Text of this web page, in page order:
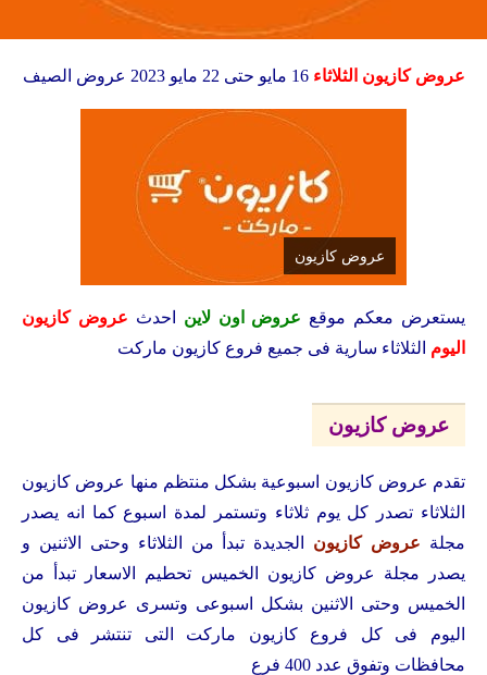
عروض كازيون الثلاثاء
عروض كازيون
يستعرض معكم موقع عروض اون لاين احدث عروض كازيون
اليوم الثلاثاء سارية فى جميع فروع كازيون ماركت
عروض كازيون
تقدم عروض كازيون اسبوعية بشكل منتظم منها عروض كازيون
الثلاثاء تصدر كل يوم ثلاثاء وتستمر لمدة اسبوع كما انه يصدر
مجلة عروض كازيون الجديدة تبدأ من الثلاثاء وحتى الاثنين و
يصدر مجلة عروض كازيون الخميس تحطيم الاسعار تبدأ من
الخميس وحتى الاثنين بشكل اسبوعى وتسرى عروض كازيون
اليوم فى كل فروع كازيون ماركت التى تنتشر فى كل
محافظات وتفوق عدد 400 فرع